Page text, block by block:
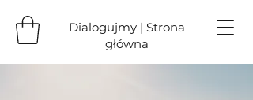
Dialogujmy | Strona
główna